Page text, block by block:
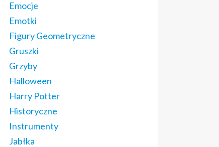
Emocje
Emotki
Figury Geometryczne
Gruszki
Grzyby
Halloween
Harry Potter
Historyczne
Instrumenty
Jabłka